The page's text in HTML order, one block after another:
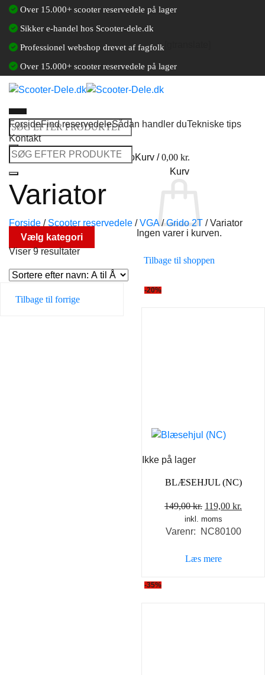
Fortsæt
indhold
Over 15.000+ scooter reservedele på lager
Sikker e-handel hos Scooter-dele.dk
Professionel webshop drevet af fagfolk
Over 15.000+ scooter reservedele på lager
Søg
efter:
Log ind / Opret en kundekontoKurv /0,00 kr.
Kurv
Ingen varer i kurven.
Tilbage til shoppen
ForsideFind reservedeleSådan handler duTekniske tips
Kontakt
Søg
efter:
Variator
Forside / Scooter reservedele / VGA / Grido 2T /Variator
Vælg kategori
Viser 9 resultater
Tilbage til forrige
-20%
Ikke på lager
BLÆSEHJUL (NC)
149,00kr. Den
oprindelige
pris
149,00 kr..
119,00 kr.
inkl. moms
Varenr: NC80100
Læs mere
-35%